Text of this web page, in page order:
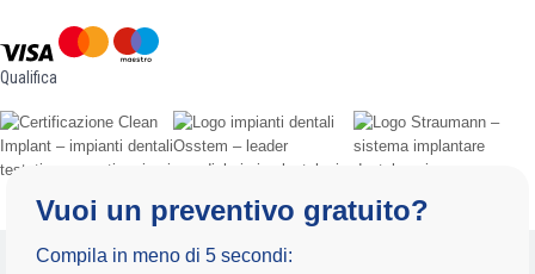
Qualifica
Informativa sulla privacyTermini e condizioni d'uso
Vuoi un preventivo gratuito?
Compila in meno di 5 secondi: